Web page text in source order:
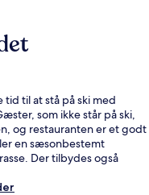
tid til at stå på ski med
som ikke står på ski,
og restauranten er et godt
en sæsonbestemt
Der tilbydes også